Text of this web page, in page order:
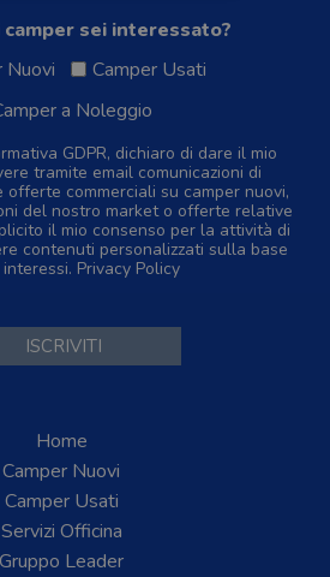
sei interessato?
Nuovi
Camper Usati
a Noleggio
GDPR, dichiaro di dare il mio
tramite email comunicazioni di
commerciali su camper nuovi,
del nostro market o offerte relative
il mio consenso per la attività di
contenuti personalizzati sulla base
Privacy Policy
Home
Camper Nuovi
Camper Usati
Servizi Officina
Gruppo Leader